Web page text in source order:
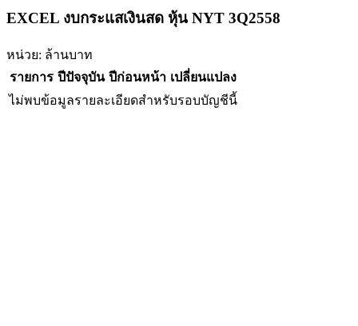
EXCEL งบกระแสเงินสด หุ้น NYT 3Q2558
หน่วย: ล้านบาท
รายการ ปีปัจจุบัน ปีก่อนหน้า เปลี่ยนแปลง
ไม่พบข้อมูลรายละเอียดสำหรับรอบบัญชีนี้